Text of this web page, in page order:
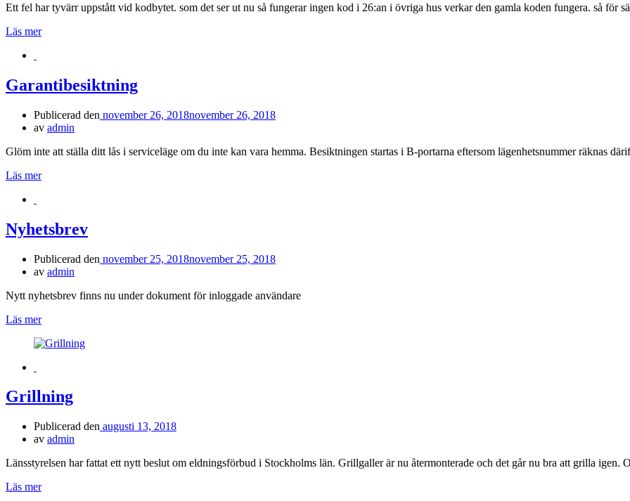
Ett fel har tyvärr uppstått vid kodbytet. som det ser ut nu så fungerar ingen kod i 26:an i övriga hus verkar den gamla koden fungera. så för
Läs mer
Garantibesiktning
Publicerad den november 26, 2018november 26, 2018
av admin
Glöm inte att ställa ditt lås i serviceläge om du inte kan vara hemma. Besiktningen startas i B-portarna eftersom lägenhetsnummer räknas
Läs mer
Nyhetsbrev
Publicerad den november 25, 2018november 25, 2018
av admin
Nytt nyhetsbrev finns nu under dokument för inloggade användare
Läs mer
Grillning
Publicerad den augusti 13, 2018
av admin
Länsstyrelsen har fattat ett nytt beslut om eldningsförbud i Stockholms län. Grillgaller är nu återmonterade och det går nu bra att grilla igen.
Läs mer